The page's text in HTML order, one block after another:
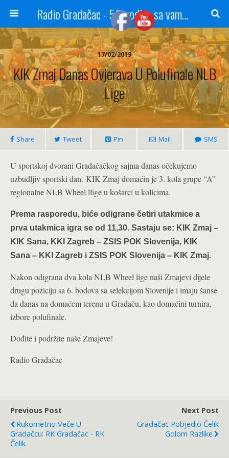
Radio Gradačac - 56 godina sa vama...
17/02/2019
KIK Zmaj Danas Ovjerava U Polufinale NLB
Lige
Share Tweet Pin Mail SMS
U sportskoj dvorani Gradačačkog sajma danas očekujemo
uzbudljiv sportski dan. KIK Zmaj domaćin je 3. kola grupe “A”
regionalne NLB Wheel llige u košarci u kolicima.
Prema rasporedu, biće odigrane četiri utakmice a
prva utakmica igra se od 11,30. Sastaju se: KIK Zmaj –
KIK Sana, KKI Zagreb – ZSIS POK Slovenija, KIK
Sana – KKI Zagreb i ZSIS POK Slovenija – KIK Zmaj.
Nakon odigrana dva kola NLB Wheel lige naši Zmajevi dijele
drugu poziciju sa 6. bodova sa selekcijom Slovenije i imaju šanse
da danas na domaćem terenu u Gradaču, kao domaćini turnira,
izbore polufinale.
Dođite i podržite naše Zmajeve!
Radio Gradačac
Previous Post
Rukometno Veče U
Gradačcu: RK Gradačac - RK
Čelik
Next Post
Gradačac Pobjedio Čelik
Golom Razlike